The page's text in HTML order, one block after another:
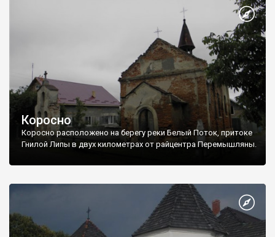
Коросно
Коросно расположено на берегу реки Белый Поток, притоке
Гнилой Липы в двух километрах от райцентра Перемышляны.